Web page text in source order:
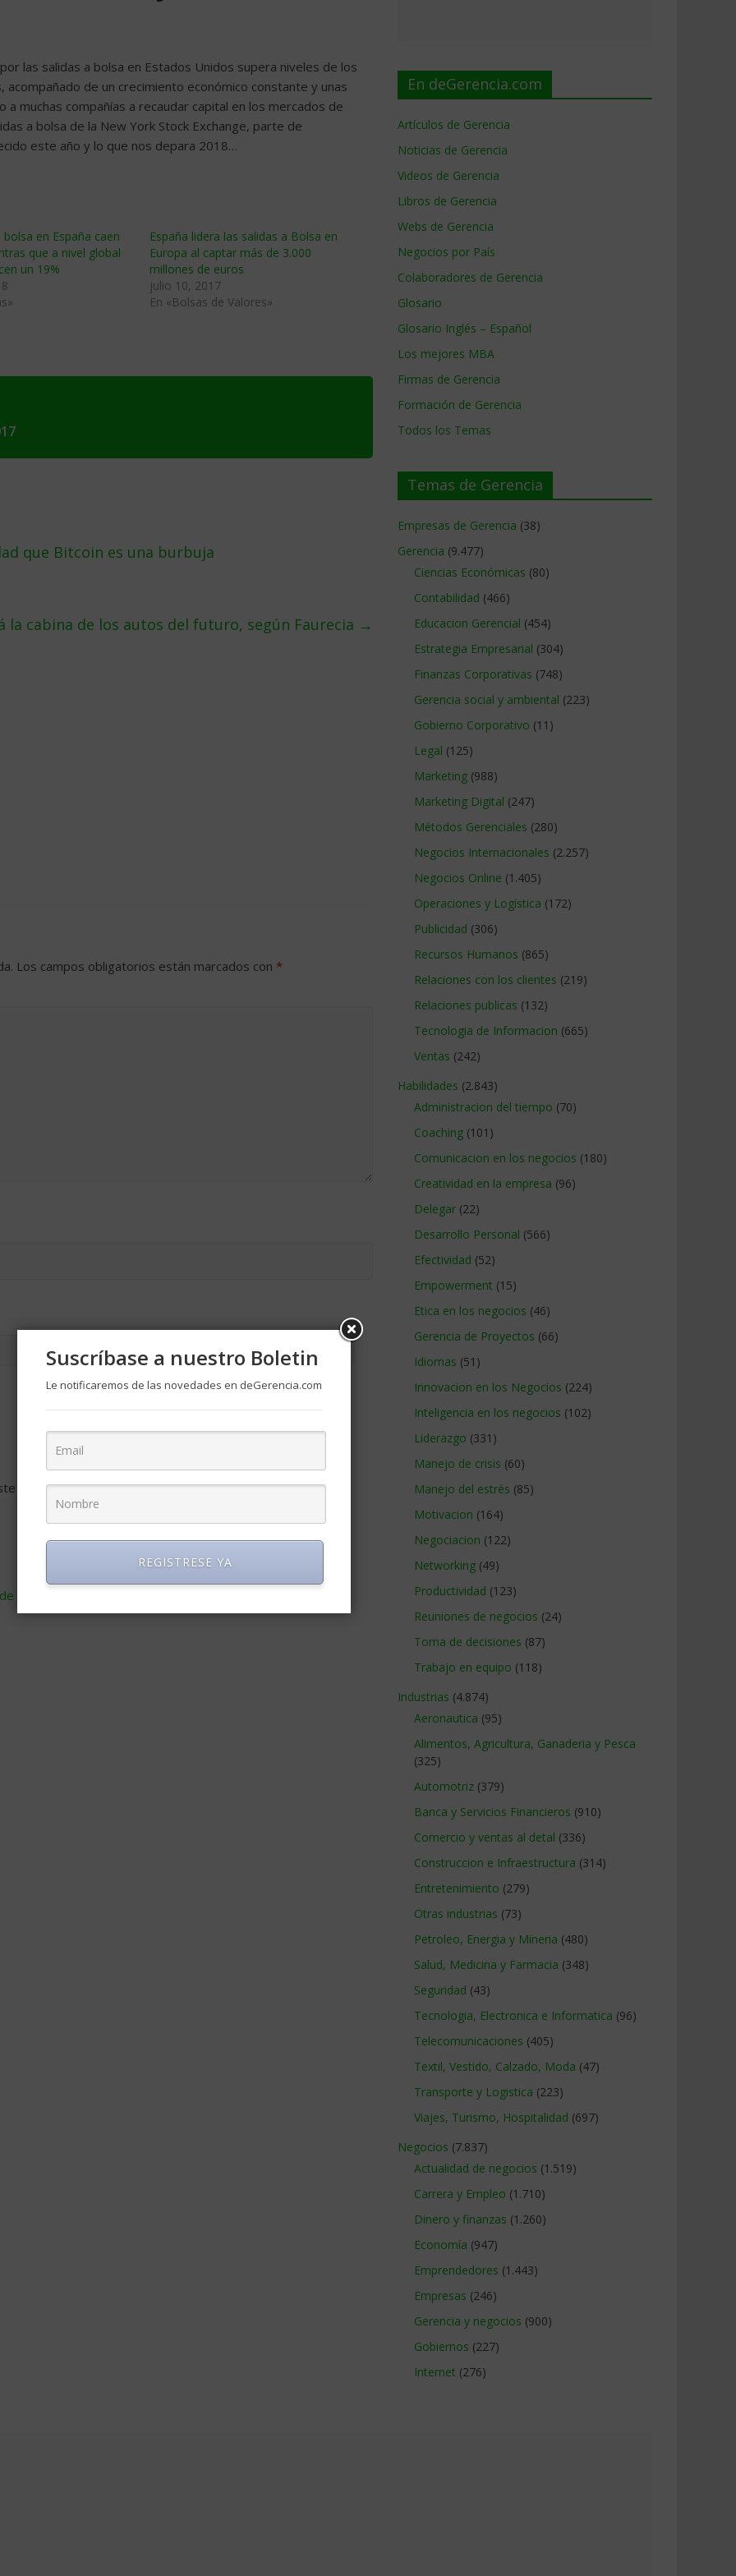
las salidas a bolsa en Estados Unidos supera niveles de los
de un crecimiento económico constante y unas
muchas compañías a recaudar capital en los mercados de
a bolsa de la New York Stock Exchange, parte de
este año y lo que nos depara 2018…
en España caen
que a nivel global
un 19%
España lidera las salidas a Bolsa en
Europa al captar más de 3.000
millones de euros
julio 10, 2017
En «Bolsas de Valores»
que Bitcoin es una burbuja
la cabina de los autos del futuro, según Faurecia →
Los campos obligatorios están marcados con *
navegador para la próxima vez que comente.
cómo se procesan los datos de tus comentarios
En deGerencia.com
Artículos de Gerencia
Noticias de Gerencia
Videos de Gerencia
Libros de Gerencia
Webs de Gerencia
Negocios por País
Colaboradores de Gerencia
Glosario
Glosario Inglés – Español
Los mejores MBA
Firmas de Gerencia
Formación de Gerencia
Todos los Temas
Temas de Gerencia
Empresas de Gerencia (38)
Gerencia (9.477)
Ciencias Económicas (80)
Contabilidad (466)
Educacion Gerencial (454)
Estrategia Empresarial (304)
Finanzas Corporativas (748)
Gerencia social y ambiental (223)
Gobierno Corporativo (11)
Legal (125)
Marketing (988)
Marketing Digital (247)
Métodos Gerenciales (280)
Negocios Internacionales (2.257)
Negocios Online (1.405)
Operaciones y Logística (172)
Publicidad (306)
Recursos Humanos (865)
Relaciones con los clientes (219)
Relaciones publicas (132)
Tecnologia de Informacion (665)
Ventas (242)
Habilidades (2.843)
Administracion del tiempo (70)
Coaching (101)
Comunicacion en los negocios (180)
Creatividad en la empresa (96)
Delegar (22)
Desarrollo Personal (566)
Efectividad (52)
Empowerment (15)
Etica en los negocios (46)
Gerencia de Proyectos (66)
Idiomas (51)
Innovacion en los Negocios (224)
Inteligencia en los negocios (102)
Liderazgo (331)
Manejo de crisis (60)
Manejo del estrés (85)
Motivacion (164)
Negociacion (122)
Networking (49)
Productividad (123)
Reuniones de negocios (24)
Toma de decisiones (87)
Trabajo en equipo (118)
Industrias (4.874)
Aeronautica (95)
Alimentos, Agricultura, Ganaderia y Pesca
(325)
Automotriz (379)
Banca y Servicios Financieros (910)
Comercio y ventas al detal (336)
Construccion e Infraestructura (314)
Entretenimiento (279)
Otras industrias (73)
Petroleo, Energia y Mineria (480)
Salud, Medicina y Farmacia (348)
Seguridad (43)
Tecnologia, Electronica e Informatica (96)
Telecomunicaciones (405)
Textil, Vestido, Calzado, Moda (47)
Transporte y Logistica (223)
Viajes, Turismo, Hospitalidad (697)
Negocios (7.837)
Actualidad de negocios (1.519)
Carrera y Empleo (1.710)
Dinero y finanzas (1.260)
Economía (947)
Emprendedores (1.443)
Empresas (246)
Gerencia y negocios (900)
Gobiernos (227)
Internet (276)
Suscríbase a nuestro Boletin
Le notificaremos de las novedades en deGerencia.com
REGISTRESE YA